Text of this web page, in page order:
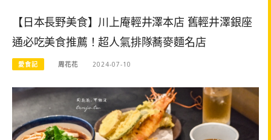
【日本長野美食】川上庵輕井澤本店 舊輕井澤銀座
通必吃美食推薦！超人氣排隊蕎麥麵名店
愛食記 周花花 2024-07-10